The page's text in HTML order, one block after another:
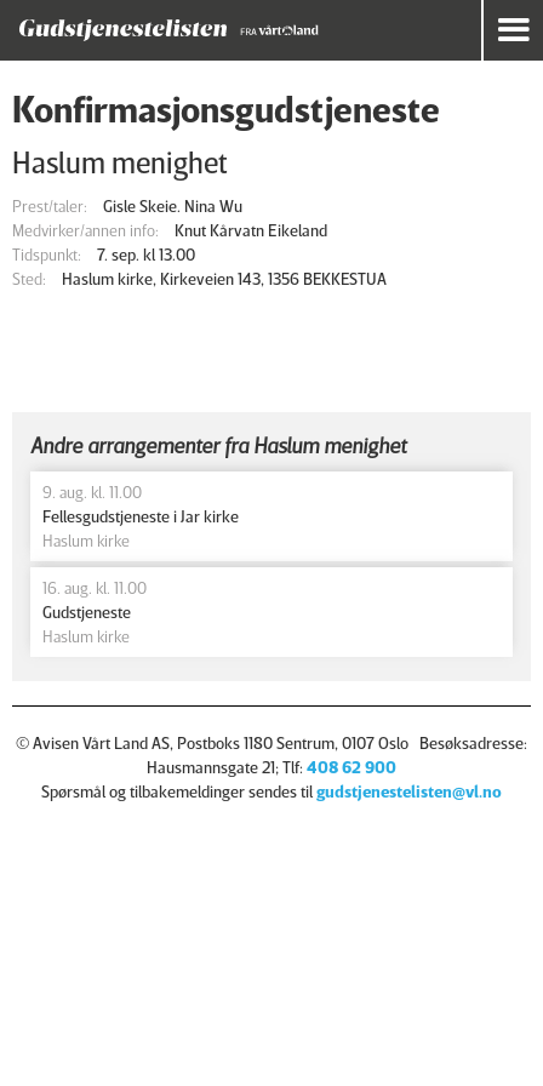
Konfirmasjonsgudstjeneste
Haslum menighet
Prest/taler:
Gisle Skeie. Nina Wu
Medvirker/annen info:
Knut Kårvatn Eikeland
Tidspunkt:
7. sep. kl 13.00
Sted:
Haslum kirke, Kirkeveien 143, 1356 BEKKESTUA
Andre arrangementer fra Haslum menighet
9. aug. kl. 11.00
Fellesgudstjeneste i Jar kirke
Haslum kirke
16. aug. kl. 11.00
Gudstjeneste
Haslum kirke
© Avisen Vårt Land AS, Postboks 1180 Sentrum, 0107 Oslo Besøksadresse:
Hausmannsgate 21; Tlf: 408 62 900
Spørsmål og tilbakemeldinger sendes tilgudstjenestelisten@vl.no